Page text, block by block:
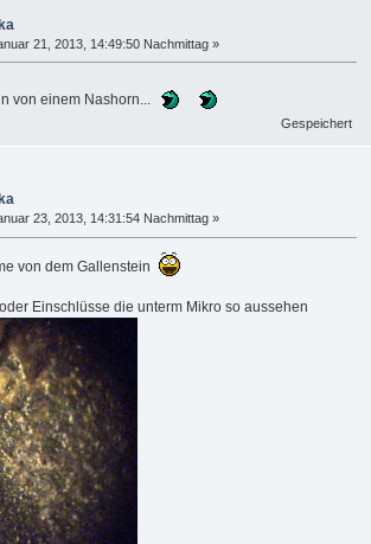
21, 2013, 14:49:50 Nachmittag »
von einem Nashorn...
Gespeichert
23, 2013, 14:31:54 Nachmittag »
von dem Gallenstein
Einschlüsse die unterm Mikro so aussehen